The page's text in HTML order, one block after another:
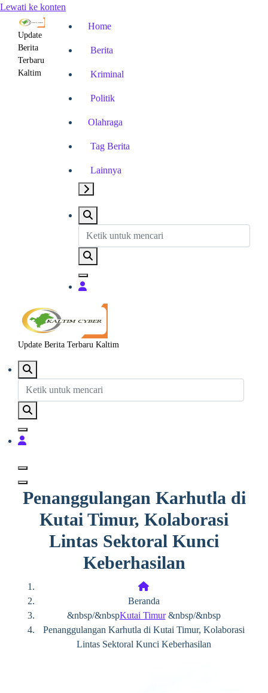
Lewati ke konten
Update
Berita
Terbaru
Kaltim
Home
Berita
Kriminal
Politik
Olahraga
Tag Berita
Lainnya
Update Berita Terbaru Kaltim
Penanggulangan Karhutla di
Kutai Timur, Kolaborasi
Lintas Sektoral Kunci
Keberhasilan
Beranda
&nbsp/&nbspKutai Timur&nbsp/&nbsp
Penanggulangan Karhutla di Kutai Timur, Kolaborasi
Lintas Sektoral Kunci Keberhasilan